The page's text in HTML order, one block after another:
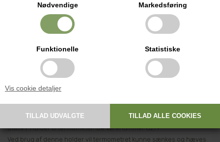
Nødvendige Markedsføring
Funktionelle Statistiske
Vis cookie detaljer
Praktisk plastic-hylster
Totallængde: 25 cm
Clips / Holder til termometer: Se varenummer 8277
Få styr på termometret. Clipsen forebygger at termometret glider
Efter montering af dette termometer i clipsen vil stikke 10 cm ud
under clipsen.
Stativ / Holder til termometer: Se varenummer 8279
Ved brug af denne holder vil termometret kunne sænkes og hæves